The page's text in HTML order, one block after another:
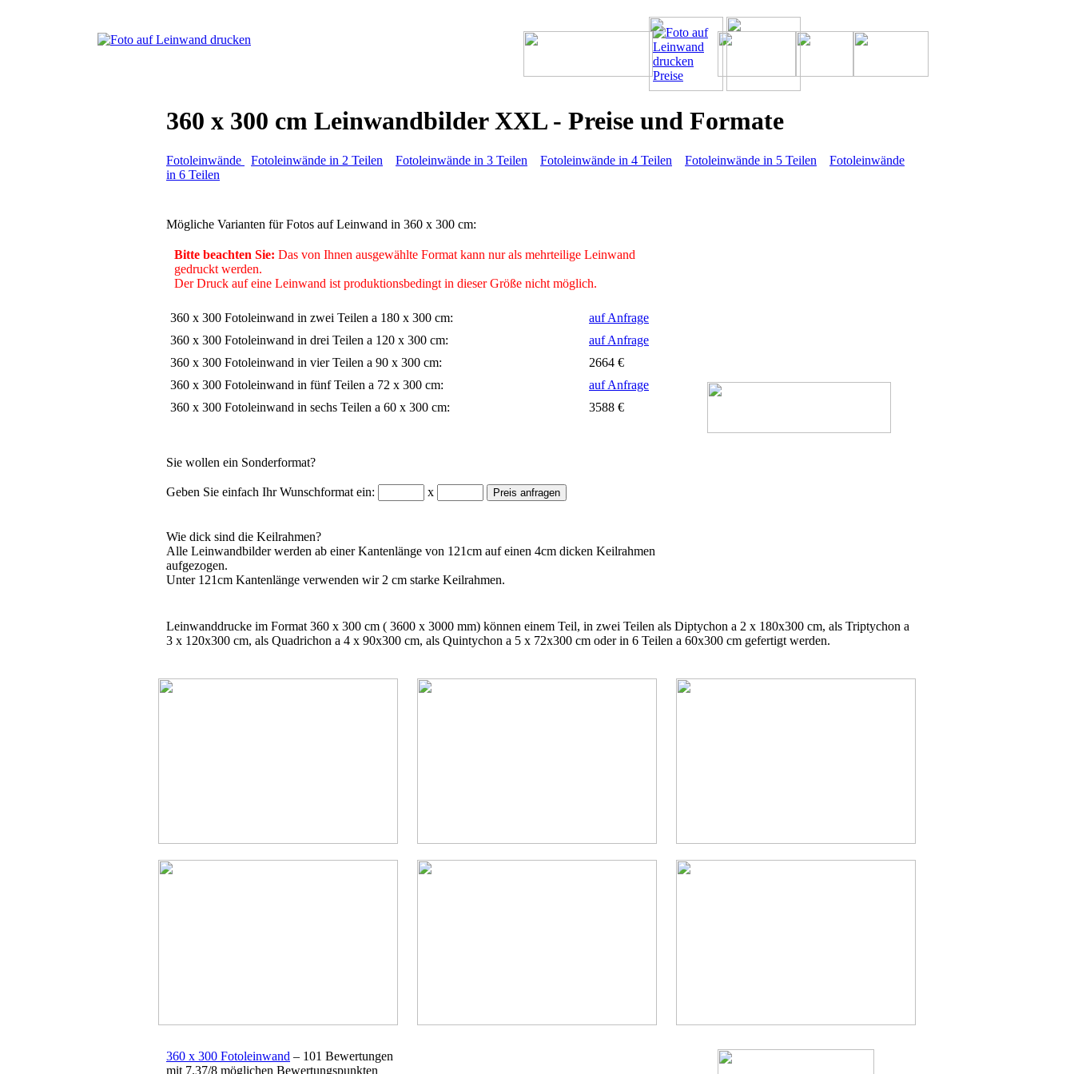
360 x 300 cm Leinwandbilder XXL - Preise und Formate
Fotoleinwände Fotoleinwände in 2 Teilen Fotoleinwände in 3 Teilen Fotoleinwände in 4 Teilen Fotoleinwände in 5 Teilen
Fotoleinwände
in 6 Teilen
Mögliche Varianten für Fotos auf Leinwand in 360 x 300 cm:
Bitte beachten Sie: Das von Ihnen ausgewählte Format kann nur als mehrteilige Leinwand
gedruckt werden.
Der Druck auf eine Leinwand ist produktionsbedingt in dieser Größe nicht möglich.
360 x 300 Fotoleinwand in zwei Teilen a 180 x 300 cm:
auf Anfrage
360 x 300 Fotoleinwand in drei Teilen a 120 x 300 cm:
auf Anfrage
360 x 300 Fotoleinwand in vier Teilen a 90 x 300 cm:
2664 €
360 x 300 Fotoleinwand in fünf Teilen a 72 x 300 cm:
auf Anfrage
360 x 300 Fotoleinwand in sechs Teilen a 60 x 300 cm:
3588 €
Sie wollen ein Sonderformat?
Geben Sie einfach Ihr Wunschformat ein: x
Wie dick sind die Keilrahmen?
Alle Leinwandbilder werden ab einer Kantenlänge von 121cm auf einen 4cm dicken Keilrahmen
aufgezogen.
Unter 121cm Kantenlänge verwenden wir 2 cm starke Keilrahmen.
Leinwanddrucke im Format 360 x 300 cm ( 3600 x 3000 mm) können einem Teil, in zwei Teilen als Diptychon a 2 x 180x300 cm, als Triptychon a
3 x 120x300 cm, als Quadrichon a 4 x 90x300 cm, als Quintychon a 5 x 72x300 cm oder in 6 Teilen a 60x300 cm gefertigt werden.
360 x 300 Fotoleinwand – 101 Bewertungen
mit 7.37/8 möglichen Bewertungspunkten